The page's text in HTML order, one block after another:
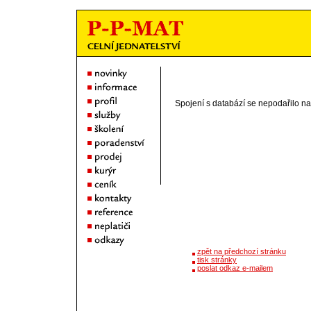
Spojení s databází se nepodařilo
zpět na předchozí stránku
tisk stránky
poslat odkaz e-mailem